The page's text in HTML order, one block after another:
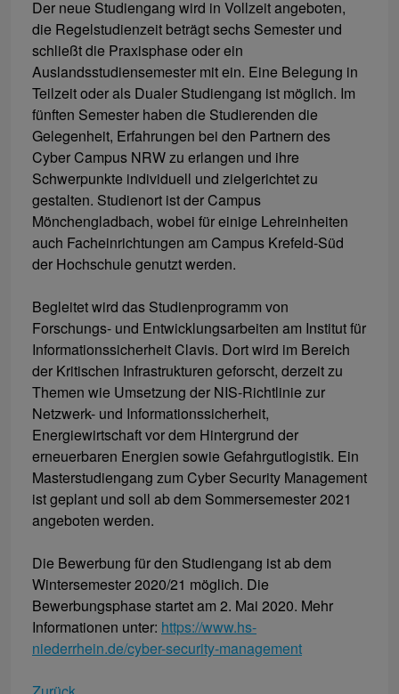
Der neue Studiengang wird in Vollzeit angeboten,
die Regelstudienzeit beträgt sechs Semester und
schließt die Praxisphase oder ein
Auslandsstudiensemester mit ein. Eine Belegung in
Teilzeit oder als Dualer Studiengang ist möglich. Im
fünften Semester haben die Studierenden die
Gelegenheit, Erfahrungen bei den Partnern des
Cyber Campus NRW zu erlangen und ihre
Schwerpunkte individuell und zielgerichtet zu
gestalten. Studienort ist der Campus
Mönchengladbach, wobei für einige Lehreinheiten
auch Facheinrichtungen am Campus Krefeld-Süd
der Hochschule genutzt werden.
Begleitet wird das Studienprogramm von
Forschungs- und Entwicklungsarbeiten am Institut für
Informationssicherheit Clavis. Dort wird im Bereich
der Kritischen Infrastrukturen geforscht, derzeit zu
Themen wie Umsetzung der NIS-Richtlinie zur
Netzwerk- und Informationssicherheit,
Energiewirtschaft vor dem Hintergrund der
erneuerbaren Energien sowie Gefahrgutlogistik. Ein
Masterstudiengang zum Cyber Security Management
ist geplant und soll ab dem Sommersemester 2021
angeboten werden.
Die Bewerbung für den Studiengang ist ab dem
Wintersemester 2020/21 möglich. Die
Bewerbungsphase startet am 2. Mai 2020. Mehr
Informationen unter: https://www.hs-
niederrhein.de/cyber-security-management